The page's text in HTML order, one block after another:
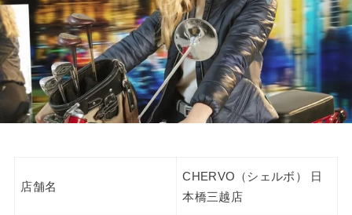
店舗名
CHERVO（シェルボ） 日
本橋三越店